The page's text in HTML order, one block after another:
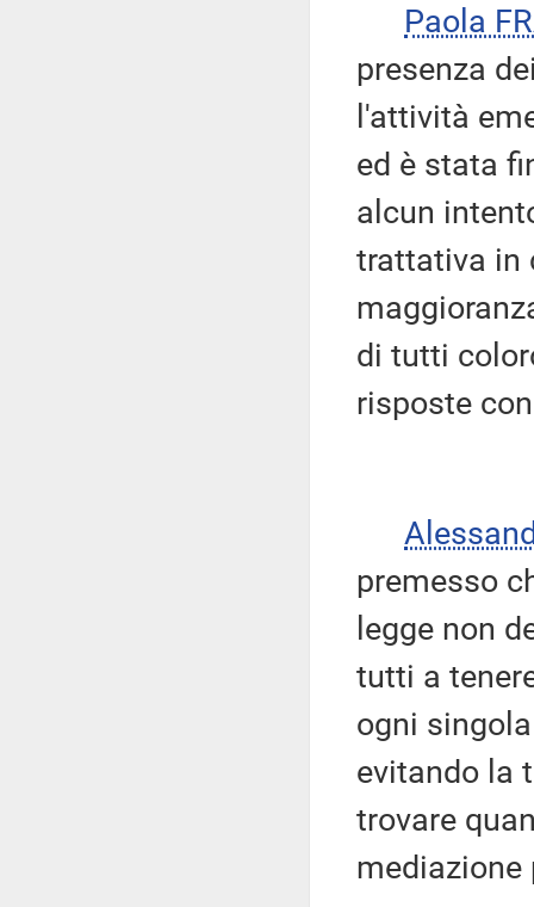
Paola
presenza
l'attività
ed è stata
alcun
trattativa in
di tutti
risposte
premesso
legge non
tutti a
ogni
evitando la
trovare